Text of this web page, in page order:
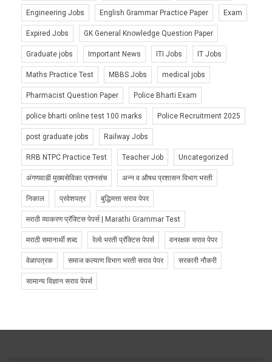
Engineering Jobs English Grammar Practice Paper Exam
Expired Jobs GK General Knowledge Question Paper
Graduate jobs Important News ITI Jobs IT Jobs
Maths Practice Test MBBS Jobs medical jobs
Pharmacist Question Paper Police Bharti Exam
police bharti online test 100 marks Police Recruitment 2025
post graduate jobs Railway Jobs
RRB NTPC Practice Test Teacher Job Uncategorized
अंगणवाडी मुख्यसेविका प्रश्नसंच अन्न व औषध प्रशासन विभाग भरती
निकाल प्रवेशपत्र बुद्धिमत्ता सराव पेपर
मराठी व्याकरण प्रॅक्टिस पेपर्स | Marathi Grammar Test
मराठी समानार्थी शब्द रेल्वे भरती प्रॅक्टिस पेपर्स वनरक्षक सराव पेपर
वेळापत्रक समाज कल्याण विभाग भरती सराव पेपर सरकारी नौकरी
सामान्य विज्ञान सराव पेपर्स